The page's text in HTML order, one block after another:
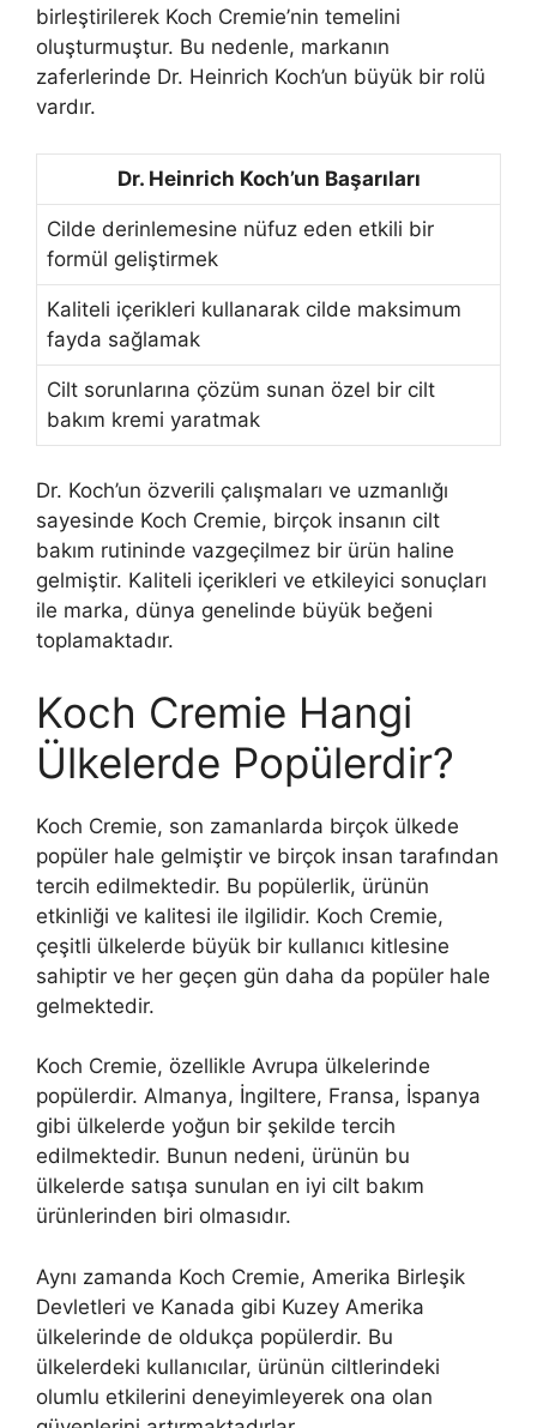
birleştirilerek Koch Cremie’nin temelini
oluşturmuştur. Bu nedenle, markanın
zaferlerinde Dr. Heinrich Koch’un büyük bir rolü
vardır.
Dr. Heinrich Koch’un Başarıları
Cilde derinlemesine nüfuz eden etkili bir
formül geliştirmek
Kaliteli içerikleri kullanarak cilde maksimum
fayda sağlamak
Cilt sorunlarına çözüm sunan özel bir cilt
bakım kremi yaratmak
Dr. Koch’un özverili çalışmaları ve uzmanlığı
sayesinde Koch Cremie, birçok insanın cilt
bakım rutininde vazgeçilmez bir ürün haline
gelmiştir. Kaliteli içerikleri ve etkileyici sonuçları
ile marka, dünya genelinde büyük beğeni
toplamaktadır.
Koch Cremie Hangi
Ülkelerde Popülerdir?
Koch Cremie, son zamanlarda birçok ülkede
popüler hale gelmiştir ve birçok insan tarafından
tercih edilmektedir. Bu popülerlik, ürünün
etkinliği ve kalitesi ile ilgilidir. Koch Cremie,
çeşitli ülkelerde büyük bir kullanıcı kitlesine
sahiptir ve her geçen gün daha da popüler hale
gelmektedir.
Koch Cremie, özellikle Avrupa ülkelerinde
popülerdir. Almanya, İngiltere, Fransa, İspanya
gibi ülkelerde yoğun bir şekilde tercih
edilmektedir. Bunun nedeni, ürünün bu
ülkelerde satışa sunulan en iyi cilt bakım
ürünlerinden biri olmasıdır.
Aynı zamanda Koch Cremie, Amerika Birleşik
Devletleri ve Kanada gibi Kuzey Amerika
ülkelerinde de oldukça popülerdir. Bu
ülkelerdeki kullanıcılar, ürünün ciltlerindeki
olumlu etkilerini deneyimleyerek ona olan